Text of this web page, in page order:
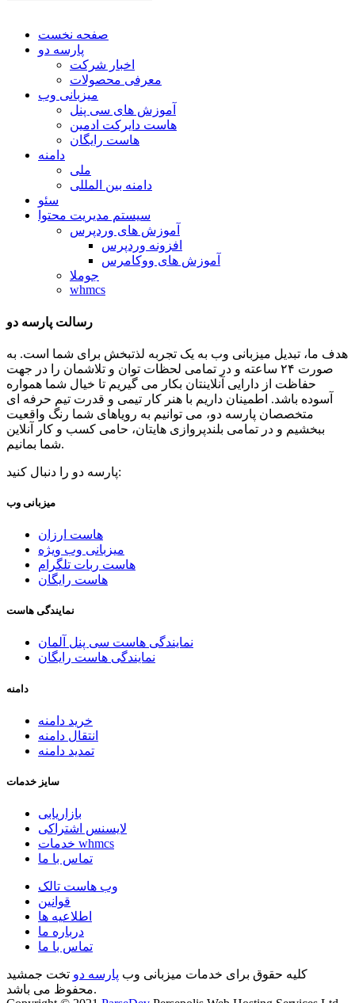
صفحه نخست
پارسه دو
اخبار شرکت
معرفی محصولات
میزبانی وب
آموزش های سی پنل
هاست دایرکت ادمین
هاست رایگان
دامنه
ملی
دامنه بین المللی
سئو
سیستم مدیریت محتوا
آموزش های وردپرس
افزونه وردپرس
آموزش های ووکامرس
جوملا
whmcs
رسالت پارسه دو
هدف ما، تبدیل میزبانی وب به یک تجربه لذتبخش برای شما است. به
صورت ۲۴ ساعته و در تمامی لحظات توان و تلاشمان را در جهت
حفاظت از دارایی آنلاینتان بکار می گیریم تا خیال شما همواره
آسوده باشد. اطمینان داریم با هنر کار تیمی و قدرت تیم حرفه ای
متخصصان پارسه دو، می توانیم به رویاهای شما رنگ واقعیت
ببخشیم و در تمامی بلندپروازی هایتان، حامی کسب و کار آنلاین
شما بمانیم.
پارسه دو را دنبال کنید:
میزبانی وب
هاست ارزان
میزبانی وب ویژه
هاست ربات تلگرام
هاست رایگان
نمایندگی هاست
نمایندگی هاست سی پنل آلمان
نمایندگی هاست رایگان
دامنه
خرید دامنه
انتقال دامنه
تمدید دامنه
سایز خدمات
بازاریابی
لایسنس اشتراکی
خدمات whmcs
تماس با ما
وب هاست تالک
قوانین
اطلاعیه ها
درباره ما
تماس با ما
کلیه حقوق برای خدمات میزبانی وب پارسه دو تخت جمشید
محفوظ می باشد.